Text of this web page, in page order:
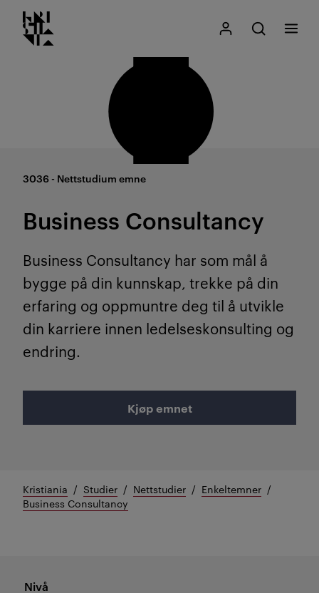
Gå
til
Kristiania logo
Mitt Kristiania
Åpne søk
Søk
Meny
3036 - Nettstudium emne
Business Consultancy
Business Consultancy har som mål å
bygge på din kunnskap, trekke på din
erfaring og oppmuntre deg til å utvikle
din karriere innen ledelseskonsulting og
endring.
Kjøp emnet
Kristiania Studier Nettstudier
Enkeltemner
Business Consultancy
Nivå